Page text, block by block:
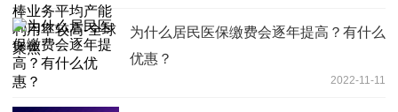
为什么居民医保缴费会逐年提高？有什么
优惠？
2022-11-11